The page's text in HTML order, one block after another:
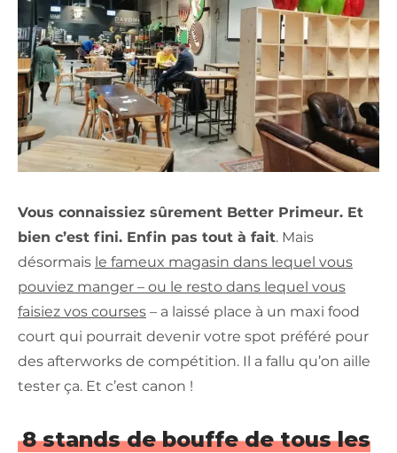
Vous connaissiez sûrement Better Primeur. Et
bien c’est fini. Enfin pas tout à fait. Mais
désormais le fameux magasin dans lequel vous
pouviez manger – ou le resto dans lequel vous
faisiez vos courses – a laissé place à un maxi food
court qui pourrait devenir votre spot préféré pour
des afterworks de compétition. Il a fallu qu’on aille
tester ça. Et c’est canon !
8 stands de bouffe de tous les